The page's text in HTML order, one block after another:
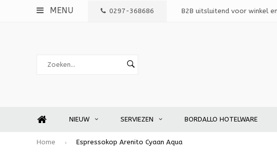
MENU 0297-368686 B2B uitsluitend voor winkel
NIEUW SERVIEZEN BORDALLO HOTELWARE
Home Espressokop Arenito Cyaan Aqua